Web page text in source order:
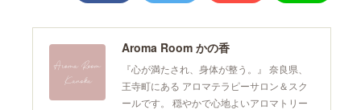
Aroma Room かの香
『心が満たされ、身体が整う。』 奈良県、
王寺町にある アロマテラピーサロン＆スク
ールです。 穏やかで心地よいアロマトリー